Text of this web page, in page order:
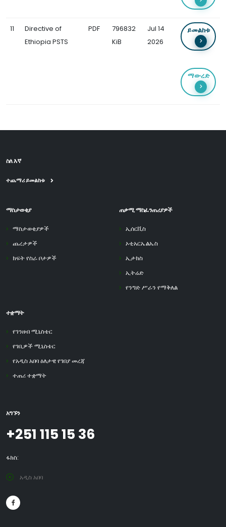
11
Directive of
Ethiopia PSTS
PDF
796832
KiB
Jul 14
2026
ይመልከቱ
ማውረድ
ስለ እኛ
ተጨማሪ ይመልከቱ
ማስታወቂያ
ማስታወቂያዎች
ጨረታዎች
ክፍት የስራ ቦታዎች
ጠቃሚ ማስፈንጠሪያዎች
ኢሰርቪስ
ኦቲአርኤልኤስ
ኢታክስ
ኢትሬድ
የንግድ ሥራን የማቅለል
ተቋማት
የገንዘብ ሚኒስቴር
የገቢዎች ሚኒስቴር
የአዲስ አበባ ዕለታዊ የገበያ መረጃ
ተጠሪ ተቋማት
አግኙን
+251 115 15 36
ፋክስ:
አዲስ አበባ